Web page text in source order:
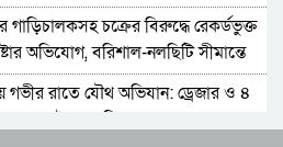
চক্রের বিরুদ্ধে রেকর্ডভুক্ত
অভিযোগ, বরিশাল-নলছিটি সীমান্তে
গভীর রাতে যৌথ অভিযান: ড্রেজার ও ৪
৩ লাখ টাকা জরিমানা